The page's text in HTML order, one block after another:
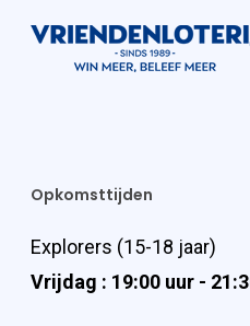
Opkomsttijden
Explorers (15-18 jaar)
Vrijdag : 19:00 uur -